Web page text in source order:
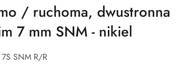
/ ruchoma, dwustronna
7 mm SNM - nikiel
SNM R/R